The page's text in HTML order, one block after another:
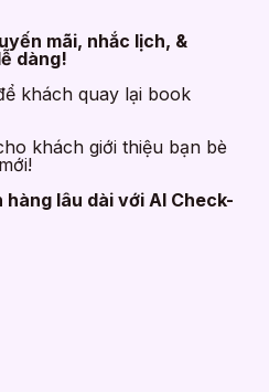
mãi, nhắc lịch, &
dàng!
khách quay lại book
khách giới thiệu bạn bè
hàng lâu dài với AI Check-